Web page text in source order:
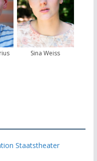
Sina Weiss
Staatstheater